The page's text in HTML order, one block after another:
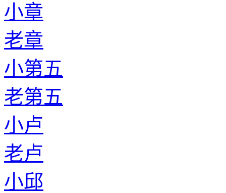
小章
老章
小第五
老第五
小卢
老卢
小邱